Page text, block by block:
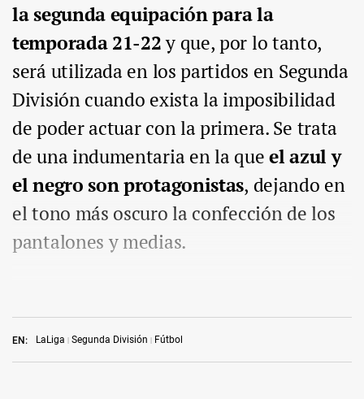
EN: LaLiga Segunda División Fútbol
la segunda equipación para la
temporada 21-22y que, por lo tanto,
será utilizada en los partidos en Segunda
División cuando exista la imposibilidad
de poder actuar con la primera. Se trata
de una indumentaria en la queel azul y
el negro son protagonistas, dejando en
el tono más oscuro la confección de los
pantalones y medias.